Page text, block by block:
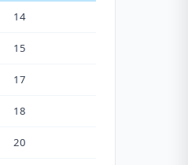
14
15
17
18
20